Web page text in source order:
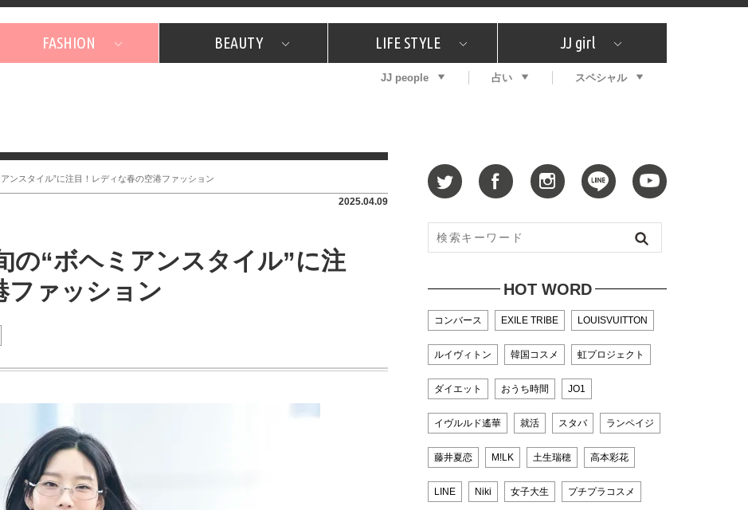
FASHION
JJスタッフの"それどこの"？ プチプラ プレゼント
BEAUTY
コスメ全部試してみた What's NEW？ 特集
LIFE STYLE
JJグルメガイド エンタメ プレゼント
恋愛
JJ girl
特集 おしゃラン！
JJ people 占い スペシャル
ンスタイル”に注目！レディな春の空港ファッション
2025.04.09
の“ボヘミアンスタイル”に注
ファッション
HOT WORD
コンバース EXILE TRIBE LOUISVUITTON
ルイヴィトン 韓国コスメ 虹プロジェクト
ダイエット おうち時間 JO1
イヴルルド遙華 就活 スタバ ランペイジ
藤井夏恋 M!LK 土生瑞穂 高本彩花
LINE Niki 女子大生 プチプラコスメ